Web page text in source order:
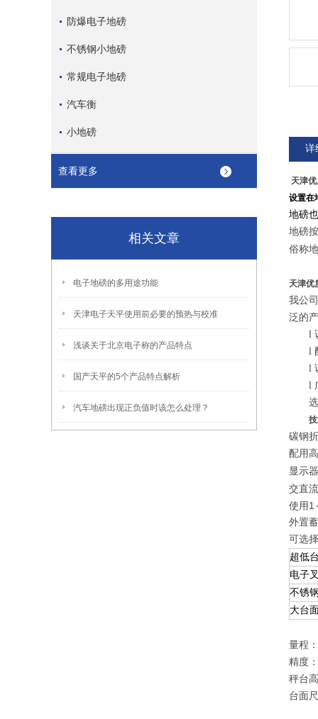
防爆电子地磅
不锈钢小地磅
常规电子地磅
汽车衡
小地磅
查看更多
相关文章
电子地磅的多用途功能
天津电子天平使用前必要的预热与校准
浅谈关于北京电子称的产品特点
国产天平的5个产品特点解析
汽车地磅出现正负值时该怎么处理？
详
天津
设置在
地磅
地磅
俗称
天津优
我公
泛的
l
l
l
l
碳钢
配用
显示
交直
使用1
外置
可选
超低
电子
不锈
大台
量程
精度
秤台
台